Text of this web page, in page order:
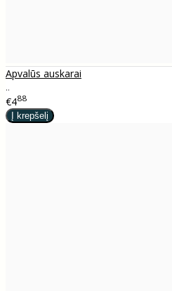
Apvalūs auskarai
..
€488